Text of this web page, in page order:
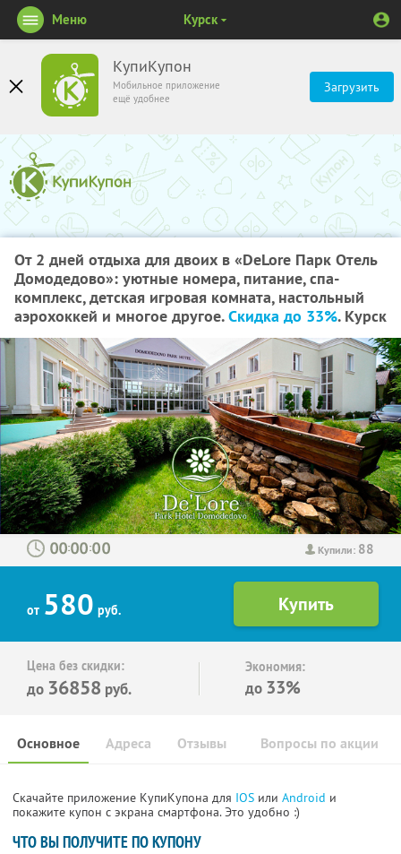
КупиКупон
Мобильное приложение
ещё удобнее
Загрузить
Меню Курск
От 2 дней отдыха для двоих в «DeLore Парк Отель
Домодедово»: уютные номера, питание, спа-
комплекс, детская игровая комната, настольный
аэрохоккей и многое другое.Скидка до 33%. Курск
Купили: 88
: :
от 580 руб.
Цена без скидки:
до 36858 руб.
Экономия:
до 33%
Основное Отзывы Вопросы по акции
Адреса
Скачайте приложение КупиКупона для IOS или Android и
покажите купон с экрана смартфона. Это удобно :)
ЧТО ВЫ ПОЛУЧИТЕ ПО КУПОНУ